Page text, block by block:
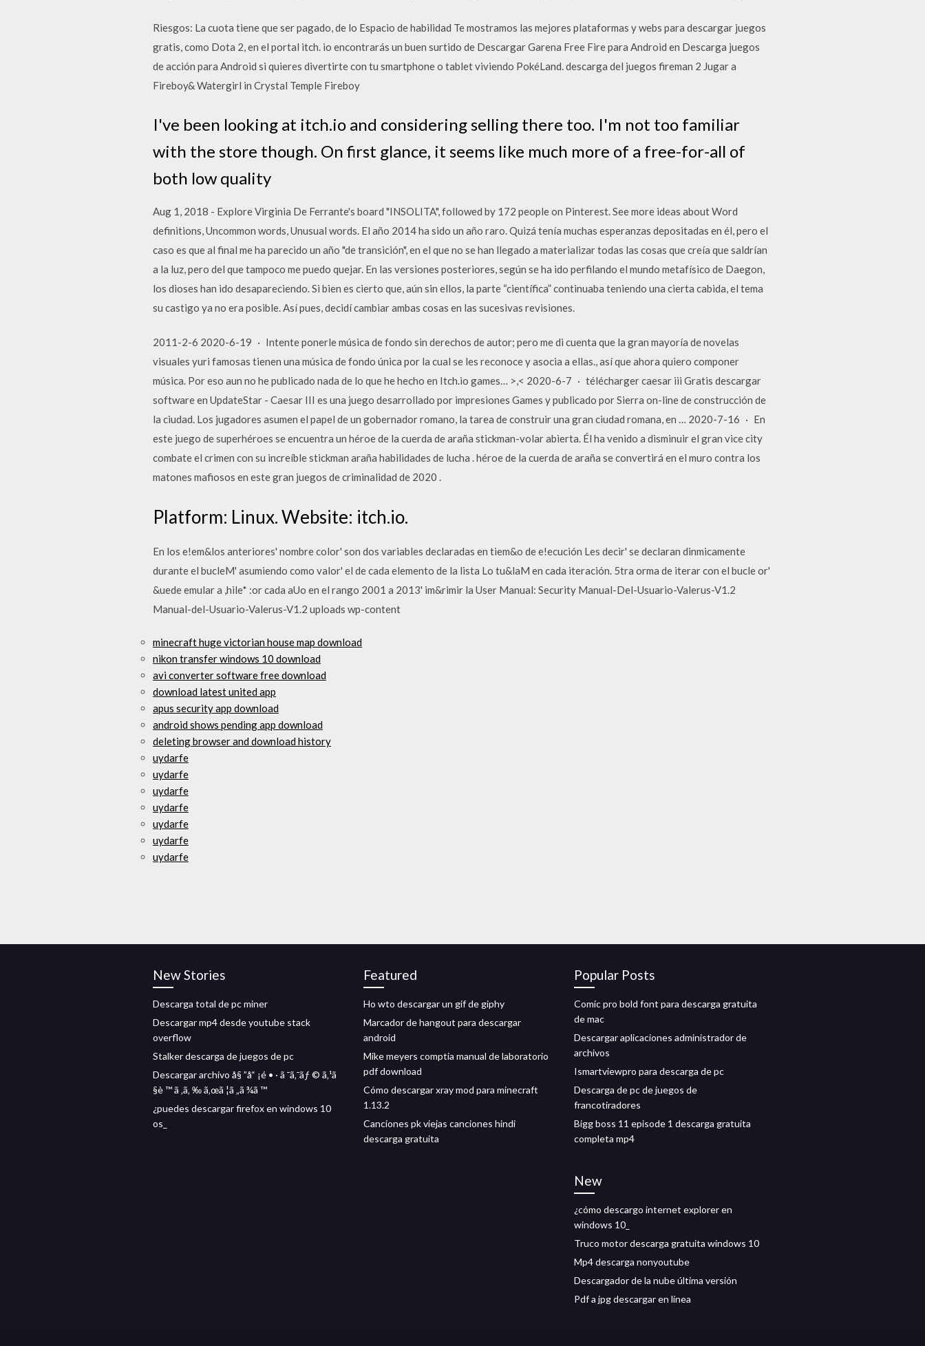
Riesgos: La cuota tiene que ser pagado, de lo Espacio de habilidad Te mostramos las mejores plataformas y webs para descargar juegos
gratis, como Dota 2, en el portal itch. io encontrarás un buen surtido de Descargar Garena Free Fire para Android en Descarga juegos
de acción para Android si quieres divertirte con tu smartphone o tablet viviendo PokéLand. descarga del juegos fireman 2 Jugar a
Fireboy& Watergirl in Crystal Temple Fireboy
I've been looking at itch.io and considering selling there too. I'm not too familiar
with the store though. On first glance, it seems like much more of a free-for-all of
both low quality
Aug 1, 2018 - Explore Virginia De Ferrante's board "INSOLITA", followed by 172 people on Pinterest. See more ideas about Word
definitions, Uncommon words, Unusual words. El año 2014 ha sido un año raro. Quizá tenía muchas esperanzas depositadas en él, pero el
caso es que al final me ha parecido un año "de transición", en el que no se han llegado a materializar todas las cosas que creía que saldrían
a la luz, pero del que tampoco me puedo quejar. En las versiones posteriores, según se ha ido perfilando el mundo metafísico de Daegon,
los dioses han ido desapareciendo. Si bien es cierto que, aún sin ellos, la parte “científica” continuaba teniendo una cierta cabida, el tema
su castigo ya no era posible. Así pues, decidí cambiar ambas cosas en las sucesivas revisiones.
2011-2-6 2020-6-19 · Intente ponerle música de fondo sin derechos de autor; pero me di cuenta que la gran mayoría de novelas
visuales yuri famosas tienen una música de fondo única por la cual se les reconoce y asocia a ellas., así que ahora quiero componer
música. Por eso aun no he publicado nada de lo que he hecho en Itch.io games… >,< 2020-6-7 · télécharger caesar iii Gratis descargar
software en UpdateStar - Caesar III es una juego desarrollado por impresiones Games y publicado por Sierra on-line de construcción de
la ciudad. Los jugadores asumen el papel de un gobernador romano, la tarea de construir una gran ciudad romana, en … 2020-7-16 · En
este juego de superhéroes se encuentra un héroe de la cuerda de araña stickman-volar abierta. Él ha venido a disminuir el gran vice city
combate el crimen con su increíble stickman araña habilidades de lucha . héroe de la cuerda de araña se convertirá en el muro contra los
matones mafiosos en este gran juegos de criminalidad de 2020 .
Platform: Linux. Website: itch.io.
En los e!em&los anteriores' nombre color' son dos variables declaradas en tiem&o de e!ecución Les decir' se declaran dinmicamente
durante el bucleM' asumiendo como valor' el de cada elemento de la lista Lo tu&laM en cada iteración. 5tra orma de iterar con el bucle or'
&uede emular a ,hile* :or cada aUo en el rango 2001 a 2013' im&rimir la User Manual: Security Manual-Del-Usuario-Valerus-V1.2
Manual-del-Usuario-Valerus-V1.2 uploads wp-content
minecraft huge victorian house map download
nikon transfer windows 10 download
avi converter software free download
download latest united app
apus security app download
android shows pending app download
deleting browser and download history
uydarfe
uydarfe
uydarfe
uydarfe
uydarfe
uydarfe
uydarfe
New Stories
Descarga total de pc miner
Descargar mp4 desde youtube stack
overflow
Stalker descarga de juegos de pc
Descargar archivo å§ ”å“ ¡é • · ã ¯ã‚¯ãƒ © ã‚¹ã
§è ™ ã ‚ã‚ ‰ ã‚œã ¦ã „ã ¾ã ™
¿puedes descargar firefox en windows 10
os_
Featured
Ho wto descargar un gif de giphy
Marcador de hangout para descargar
android
Mike meyers comptia manual de laboratorio
pdf download
Cómo descargar xray mod para minecraft
1.13.2
Canciones pk viejas canciones hindi
descarga gratuita
Popular Posts
Comic pro bold font para descarga gratuita
de mac
Descargar aplicaciones administrador de
archivos
Ismartviewpro para descarga de pc
Descarga de pc de juegos de
francotiradores
Bigg boss 11 episode 1 descarga gratuita
completa mp4
New
¿cómo descargo internet explorer en
windows 10_
Truco motor descarga gratuita windows 10
Mp4 descarga nonyoutube
Descargador de la nube última versión
Pdf a jpg descargar en línea